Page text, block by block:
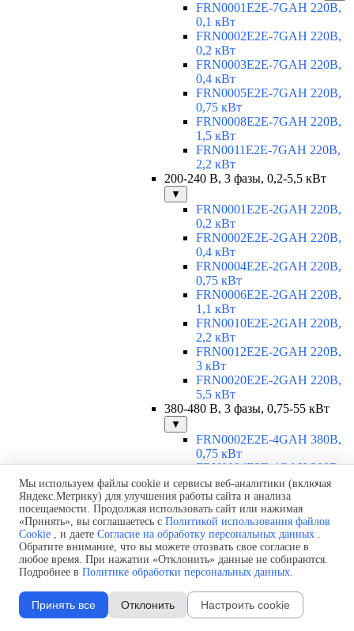
FRN0001E2E-7GAH 220В,
0,1 кВт
FRN0002E2E-7GAH 220В,
0,2 кВт
FRN0003E2E-7GAH 220В,
0,4 кВт
FRN0005E2E-7GAH 220В,
0,75 кВт
FRN0008E2E-7GAH 220В,
1,5 кВт
FRN0011E2E-7GAH 220В,
2,2 кВт
200-240 В, 3 фазы, 0,2-5,5 кВт
▼
FRN0001E2E-2GAH 220В,
0,2 кВт
FRN0002E2E-2GAH 220В,
0,4 кВт
FRN0004E2E-2GAH 220В,
0,75 кВт
FRN0006E2E-2GAH 220В,
1,1 кВт
FRN0010E2E-2GAH 220В,
2,2 кВт
FRN0012E2E-2GAH 220В,
3 кВт
FRN0020E2E-2GAH 220В,
5,5 кВт
380-480 В, 3 фазы, 0,75-55 кВт
▼
FRN0002E2E-4GAH 380В,
0,75 кВт
FRN0004E2E-4GAH 380В,
1,5 кВт
FRN0006E2E-4GAH 380В,
2,2 кВт
FRN0007E2E-4GAH 380В,
3 кВт
FRN0012E2E-4GAH 380В,
5,5 кВт
FRN0022E2E-4EH 380В, 11
кВт
FRN0029E2E-4EH 380В, 15
Мы используем файлы cookie и сервисы веб-аналитики (включая
Яндекс.Метрику) для улучшения работы сайта и анализа
посещаемости. Продолжая использовать сайт или нажимая
«Принять», вы соглашаетесь с Политикой использования файлов
Cookie , и даете Согласие на обработку персональных данных .
Обратите внимание, что вы можете отозвать свое согласие в
любое время. При нажатии «Отклонить» данные не собираются.
Подробнее в Политике обработки персональных данных.
Принять все Отклонить Настроить cookie